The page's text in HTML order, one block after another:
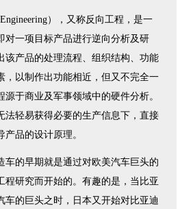
），又称反向工程，是一
对一项目标产品进行逆向分析及研
该产品的处理流程、组织结构、功能
，以制作出功能相近，但又不完全一
源于商业及军事领域中的硬件分析。
法轻易获得必要的生产信息下，直接
品的设计原理。
车的早期就是通过对欧美汽车巨头的
程研究而开始的。有趣的是，当比亚
车的巨头之时，日本又开始对比亚迪